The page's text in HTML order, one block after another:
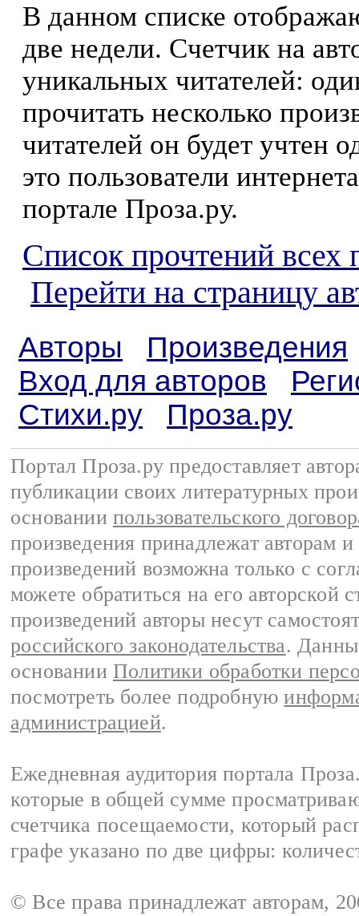
В данном списке
две недели. Счетчик на
уникальных читателей:
прочитать несколько
читателей он будет учтен
это пользователи
портале Проза.ру.
Список прочтений всех
Перейти на страницу
Авторы
Произведения
Вход для авторов
Стихи.ру
Проза.ру
Портал Проза.ру предоставляет
публикации своих литературных
основании пользовательского
произведения принадлежат авторам
произведений возможна только с
можете обратиться на его авторской
произведений авторы несут
российского законодательства.
основании Политики обработки
посмотреть более подробную
администрацией.
Ежедневная аудитория портала
которые в общей сумме
счетчика посещаемости, который
графе указано по две цифры:
© Все права принадлежат авторам,